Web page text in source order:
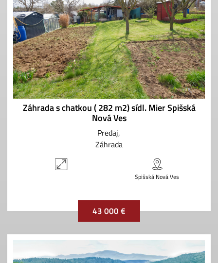
Záhrada s chatkou ( 282 m2) sídl. Mier Spišská
Nová Ves
Predaj
Záhrada
Spišská Nová Ves
43 000 €